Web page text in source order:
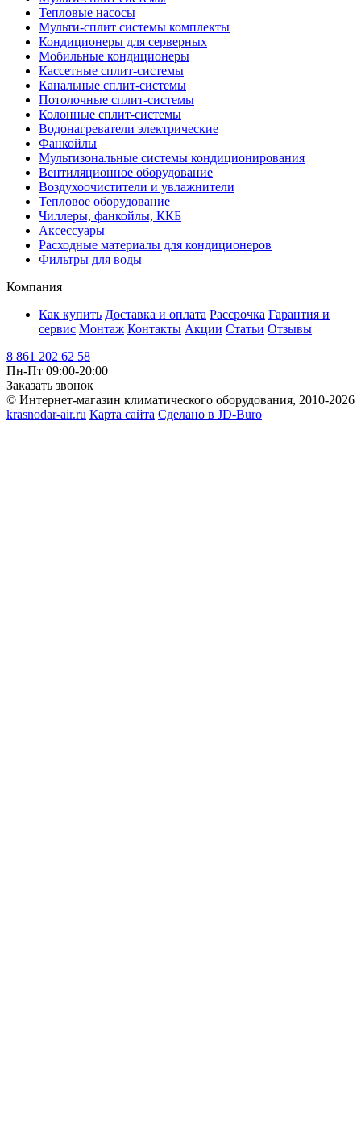
Тепловые насосы
Мульти-сплит системы комплекты
Кондиционеры для серверных
Мобильные кондиционеры
Кассетные сплит-системы
Канальные сплит-системы
Потолочные сплит-системы
Колонные сплит-системы
Водонагреватели электрические
Фанкойлы
Мультизональные системы кондиционирования
Вентиляционное оборудование
Воздухоочистители и увлажнители
Тепловое оборудование
Чиллеры, фанкойлы, ККБ
Аксессуары
Расходные материалы для кондиционеров
Фильтры для воды
Компания
Как купить Доставка и оплата Рассрочка Гарантия и
сервис Монтаж Контакты Акции Статьи Отзывы
8 861 202 62 58
Пн-Пт 09:00-20:00
Заказать звонок
© Интернет-магазин климатического оборудования, 2010-2026
krasnodar-air.ru Карта сайта Сделано в JD-Buro